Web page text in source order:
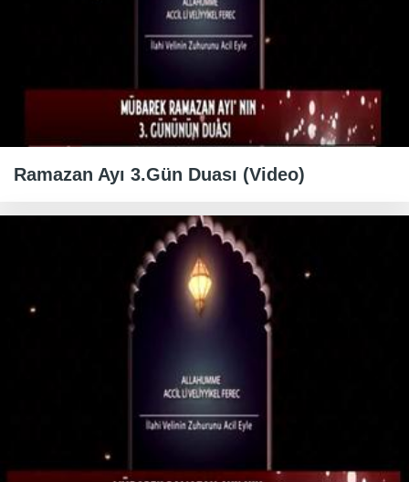
Ramazan Ayı 3.Gün Duası (Video)